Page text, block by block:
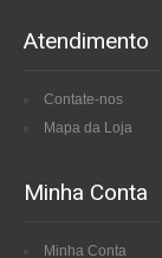
Atendimento
Contate-nos
Mapa da Loja
Minha Conta
Minha Conta